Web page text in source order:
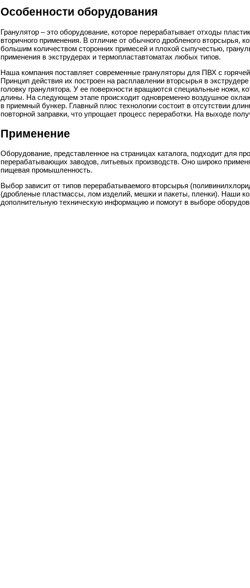
Особенности оборудования
Гранулятор – это оборудование, которое перерабатывает отходы
вторичного применения. В отличие от обычного дробленого вторсырья,
большим количеством сторонних примесей и плохой сыпучестью,
применения в экструдерах и термопластавтоматах любых типов.
Наша компания поставляет современные грануляторы для ПВХ с
Принцип действия их построен на расплавлении вторсырья в
головку гранулятора. У ее поверхности вращаются специальные ножи,
длины. На следующем этапе происходит одновременно воздушное
в приемный бункер. Главный плюс технологии состоит в отсутствии
повторной заправки, что упрощает процесс переработки. На выходе
Применение
Оборудование, представленное на страницах каталога, подходит для
перерабатывающих заводов, литьевых производств. Оно широко
пищевая промышленность.
Выбор зависит от типов перерабатываемого вторсырья
(дробленые пластмассы, лом изделий, мешки и пакеты, пленки). Наши
дополнительную техническую информацию и помогут в выборе